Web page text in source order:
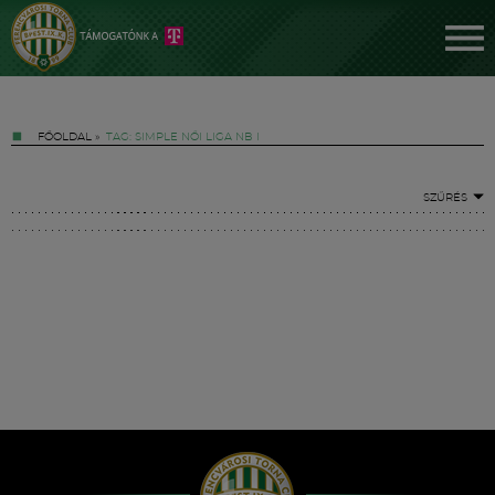
FŐOLDAL » TAG: SIMPLE NŐI LIGA NB I
SZŰRÉS
Hírek